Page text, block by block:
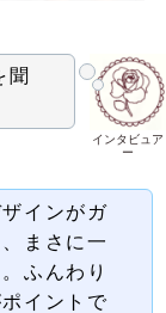
インタビュア
ー
聞
インがガ
まさに一
ふんわり
イントで